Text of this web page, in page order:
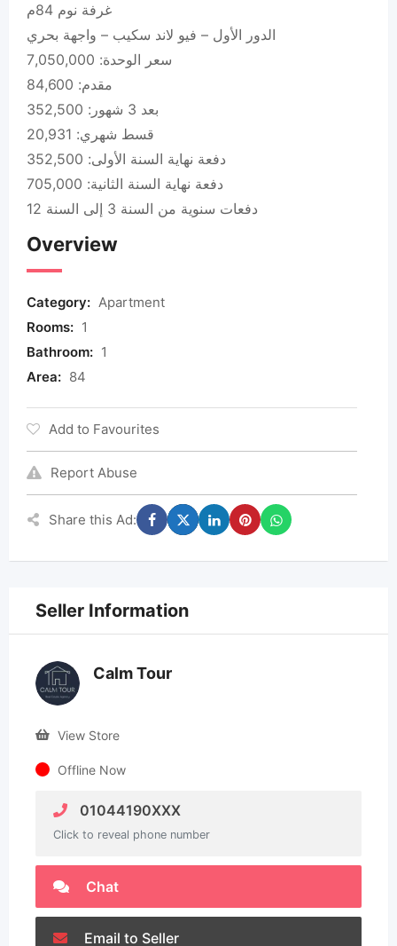
غرفة نوم 84م
الدور الأول – فيو لاند سكيب – واجهة بحري
سعر الوحدة: 7,050,000
مقدم: 84,600
بعد 3 شهور: 352,500
قسط شهري: 20,931
دفعة نهاية السنة الأولى: 352,500
دفعة نهاية السنة الثانية: 705,000
دفعات سنوية من السنة 3 إلى السنة 12
Overview
Category: Apartment
Rooms: 1
Bathroom: 1
Area: 84
Add to Favourites
Report Abuse
Share this Ad:
Seller Information
Calm Tour
View Store
Offline Now
01044190XXX
Click to reveal phone number
Chat
Email to Seller